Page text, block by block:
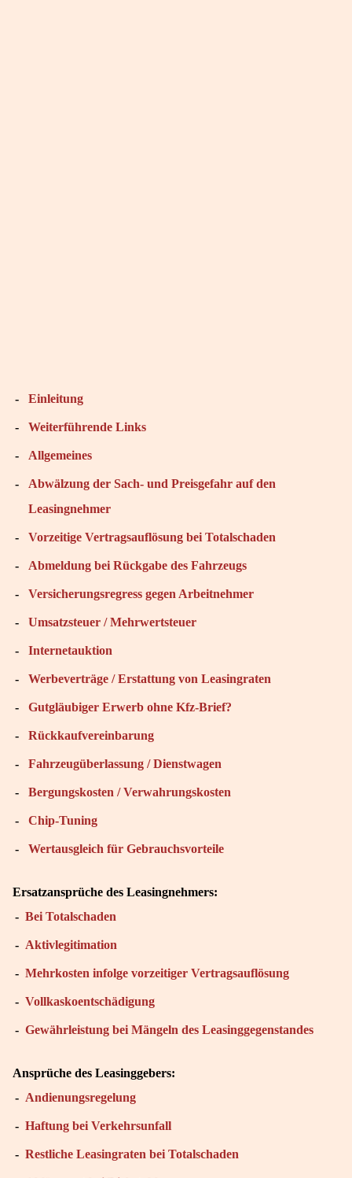
- Einleitung
- Weiterführende Links
- Allgemeines
-
Abwälzung der Sach- und Preisgefahr auf den
Leasingnehmer
- Vorzeitige Vertragsauflösung bei Totalschaden
- Abmeldung bei Rückgabe des Fahrzeugs
- Versicherungsregress gegen Arbeitnehmer
- Umsatzsteuer / Mehrwertsteuer
- Internetauktion
- Werbeverträge / Erstattung von Leasingraten
- Gutgläubiger Erwerb ohne Kfz-Brief?
- Rückkaufvereinbarung
- Fahrzeugüberlassung / Dienstwagen
- Bergungskosten / Verwahrungskosten
- Chip-Tuning
- Wertausgleich für Gebrauchsvorteile
Ersatzansprüche des Leasingnehmers:
- Bei Totalschaden
- Aktivlegitimation
- Mehrkosten infolge vorzeitiger Vertragsauflösung
- Vollkaskoentschädigung
- Gewährleistung bei Mängeln des Leasinggegenstandes
Ansprüche des Leasinggebers:
- Andienungsregelung
- Haftung bei Verkehrsunfall
- Restliche Leasingraten bei Totalschaden